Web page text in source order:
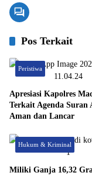
Pos Terkait
Peristiwa
Apresiasi Kapolres
Terkait Agenda Suran
Aman dan Lancar
Hukum & Kriminal
Miliki Ganja 16,32